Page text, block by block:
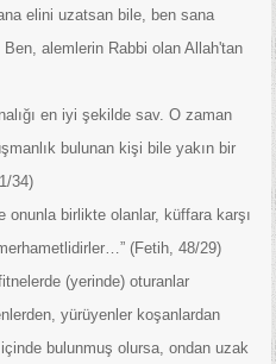
elini uzatsan bile, ben sana
alemlerin Rabbi olan Allah'tan
en iyi şekilde sav. O zaman
bulunan kişi bile yakın bir
34)
onunla birlikte olanlar, küffara karşı
(Fetih, 48/29)
(yerinde) oturanlar
yürüyenler koşanlardan
bulunmuş olursa, ondan uzak